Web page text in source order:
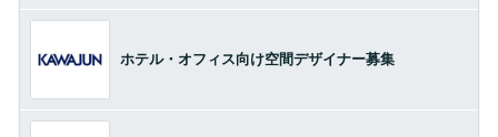
ホテル・オフィス向け空間デザイナー募集